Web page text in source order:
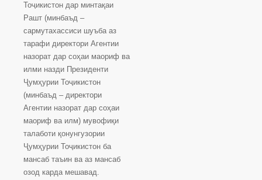
Тоҷикистон дар минтақаи
Рашт (минбаъд –
сармутахассиси шуъба аз
тарафи директори Агентии
назорат дар соҳаи маориф ва
илми назди Президенти
Ҷумҳурии Тоҷикистон
(минбаъд – директори
Агентии назорат дар соҳаи
маориф ва илм) мувофиқи
талаботи қонунгузории
Ҷумҳурии Тоҷикистон ба
мансаб таъин ва аз мансаб
озод карда мешавад.